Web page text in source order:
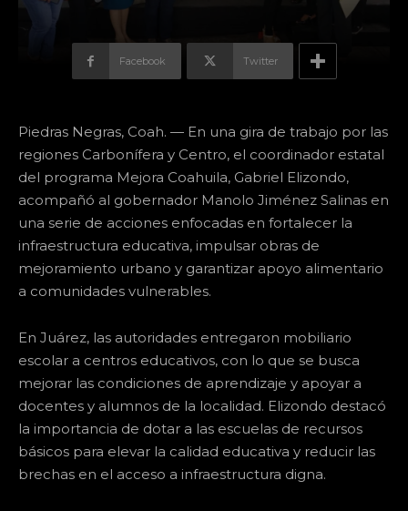
Facebook Twitter
Piedras Negras, Coah. — En una gira de trabajo por las
regiones Carbonífera y Centro, el coordinador estatal
del programa Mejora Coahuila, Gabriel Elizondo,
acompañó al gobernador Manolo Jiménez Salinas en
una serie de acciones enfocadas en fortalecer la
infraestructura educativa, impulsar obras de
mejoramiento urbano y garantizar apoyo alimentario
a comunidades vulnerables.
En Juárez, las autoridades entregaron mobiliario
escolar a centros educativos, con lo que se busca
mejorar las condiciones de aprendizaje y apoyar a
docentes y alumnos de la localidad. Elizondo destacó
la importancia de dotar a las escuelas de recursos
básicos para elevar la calidad educativa y reducir las
brechas en el acceso a infraestructura digna.